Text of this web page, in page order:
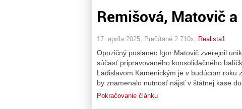
Remišová, Matovič
17. apríla 2025, Prečítané 2 710x, Realista1
Opozičný poslanec Igor Matovič zverejnil
súčasť pripravovaného konsolidačného
Ladislavom Kamenickým je v budúcom roku
by znamenalo nutnosť nájsť v štátnej kase
Pokračovanie článku